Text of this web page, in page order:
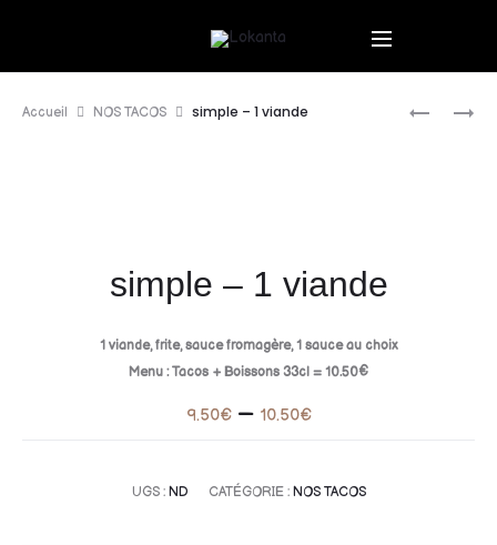
Accueil NOS TACOS simple – 1 viande
simple – 1 viande
1 viande, frite, sauce fromagère, 1 sauce au choix
Menu : Tacos + Boissons 33cl = 10.50€
9.50€– 10.50€
UGS : ND CATÉGORIE : NOS TACOS